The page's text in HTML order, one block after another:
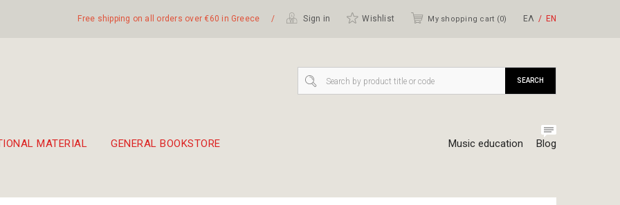
Free shipping on all orders over €60 in Greece / Sign in Wishlist My shopping cart (0) ΕΛ ΕΝ
MATERIAL GENERAL BOOKSTORE Music education Blog
SEARCH